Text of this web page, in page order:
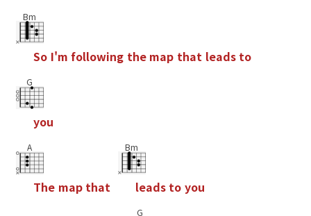
Bm
So I'm following the map that leads to
G
you
A
The map that
Bm
leads to you
G